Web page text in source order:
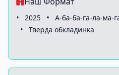
• 2025 • А-ба-ба-га-ла-ма-
•
Тверда обкладинка